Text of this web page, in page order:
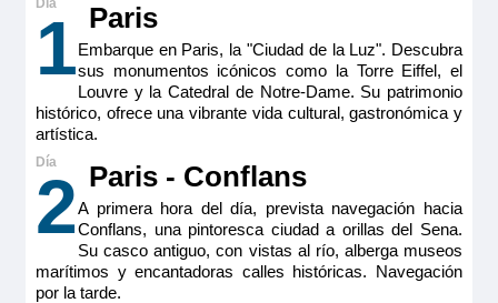
1 Paris
Embarque en Paris, la "Ciudad de la Luz". Descubra
sus monumentos icónicos como la Torre Eiffel, el
Louvre y la Catedral de Notre-Dame. Su patrimonio
histórico, ofrece una vibrante vida cultural, gastronómica y
artística.
2 Paris - Conflans
A primera hora del día, prevista navegación hacia
Conflans, una pintoresca ciudad a orillas del Sena.
Su casco antiguo, con vistas al río, alberga museos
marítimos y encantadoras calles históricas. Navegación
por la tarde.